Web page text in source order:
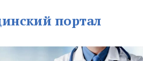
портал